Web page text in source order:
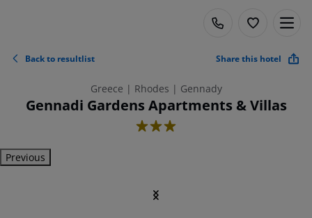
Back to resultlist Share this hotel
Greece | Rhodes | Gennady
Gennadi Gardens Apartments & Villas
3
Previous